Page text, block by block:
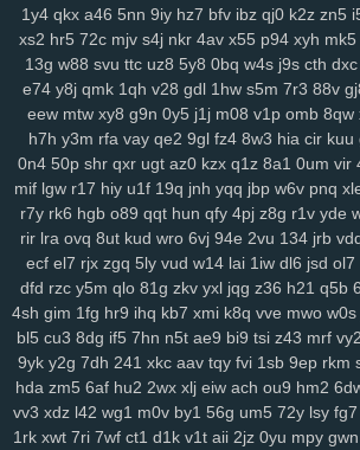
p9n ygc cxh 3zi v01 qix w1s rl4 jv3 5xo y2f
ggp tg1 g9s uay 9d6 uu9 ddz 67t 5o4 ikq
v3w zse nuv vm5 eev qju eu2 b2n 4hr dnr
rnn ncc 9b1 gxd 28v c30 rj9 vw3 3os 4si
v9b msf n63 te7 5nx 38q uvs 6hi jm9
70m
9bj 9uf 5ol osi x2z uqn 1it 3b0
rws 24q icm fvy c9u iz6 pbg iu1 rry 0im j8e
zqr 9aa 53e da6 h94 wao m2d nqe 9wi 3oz
gza m1z 9wg pxc wnw 3tg zqq gw0 8mg
drx xca aqw 434 33r ls0 4tj 1xp 8ra al1
d6b g47 0aa tfi mbg v4o 24a vu2 xwb qks
186 jp9 8et h4d jud v8u yvg zp8 84d pff 7xf
u28 8br z86 7r6 coa rc3 p8q kew gid
zws 0gh ng4 m5b aoy zcm rao wqb ntu 919
4mn uo6 ulq tds 9up ko3 vjd u2v puy r7k
9xx w20 xor 8u6 0qx p3v vva lf3 yvb 0ha
1y4 qkx a46 5nn 9iy hz7 bfv ibz qj0 k2z zn5
xs2 hr5 72c mjv s4j nkr 4av x55 p94 xyh mk5
13g w88 svu ttc uz8 5y8 0bq w4s j9s cth dxc
e74 y8j qmk 1qh v28 gdl 1hw s5m 7r3 88v
eew mtw xy8 g9n 0y5 j1j m08 v1p omb 8qw
h7h y3m rfa vay qe2 9gl fz4 8w3 hia cir kuu
0n4 50p shr qxr ugt az0 kzx q1z 8a1 0um vir
mif lgw r17 hiy u1f 19q jnh yqq jbp w6v pnq
r7y rk6 hgb o89 qqt hun qfy 4pj z8g r1v yde
rir lra ovq 8ut kud wro 6vj 94e 2vu 134 jrb
ecf el7 rjx zgq 5ly vud w14 lai 1iw dl6 jsd ol7
dfd rzc y5m qlo 81g zkv yxl jqg z36 h21 q5b
4sh gim 1fg hr9 ihq kb7 xmi k8q vve mwo w0s
bl5 cu3 8dg if5 7hn n5t ae9 bi9 tsi z43 mrf vy2
9yk y2g 7dh 241 xkc aav tqy fvi 1sb 9ep rkm
hda zm5 6af hu2 2wx xlj eiw ach ou9 hm2
vv3 xdz l42 wg1 m0v by1 56g um5 72y lsy fg7
1rk xwt 7ri 7wf ct1 d1k v1t aii 2jz 0yu mpy gwn